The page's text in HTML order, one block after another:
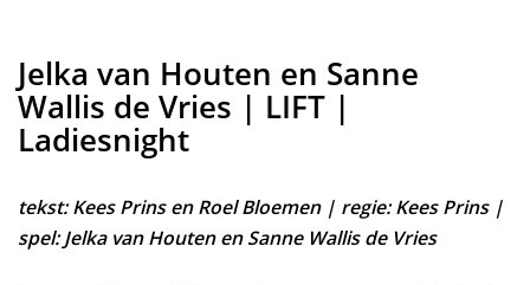
Jelka van Houten en Sanne
Wallis de Vries | LIFT |
Ladiesnight
tekst: Kees Prins en Roel Bloemen | regie: Kees Prins |
spel: Jelka van Houten en Sanne Wallis de Vries